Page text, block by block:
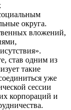
округа.
вложений,
став одним из
такие
уже
сессии
корпораций и